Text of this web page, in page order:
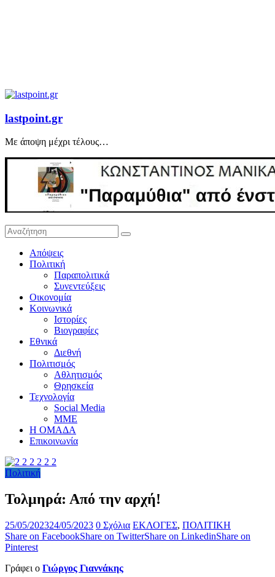
lastpoint.gr
Με άποψη μέχρι τέλους…
Απόψεις
Πολιτική
Παραπολιτικά
Συνεντεύξεις
Οικονομία
Κοινωνικά
Ιστορίες
Βιογραφίες
Εθνικά
Διεθνή
Πολιτισμός
Αθλητισμός
Θρησκεία
Τεχνολογία
Social Media
ΜΜΕ
Η ΟΜΑΔΑ
Επικοινωνία
Πολιτική
Τολμηρά: Από την αρχή!
25/05/202324/05/2023 0 Σχόλια ΕΚΛΟΓΕΣ, ΠΟΛΙΤΙΚΗ
Share on FacebookShare on TwitterShare on LinkedinShare on
Pinterest
Γράφει ο Γιώργος Γιαννάκης